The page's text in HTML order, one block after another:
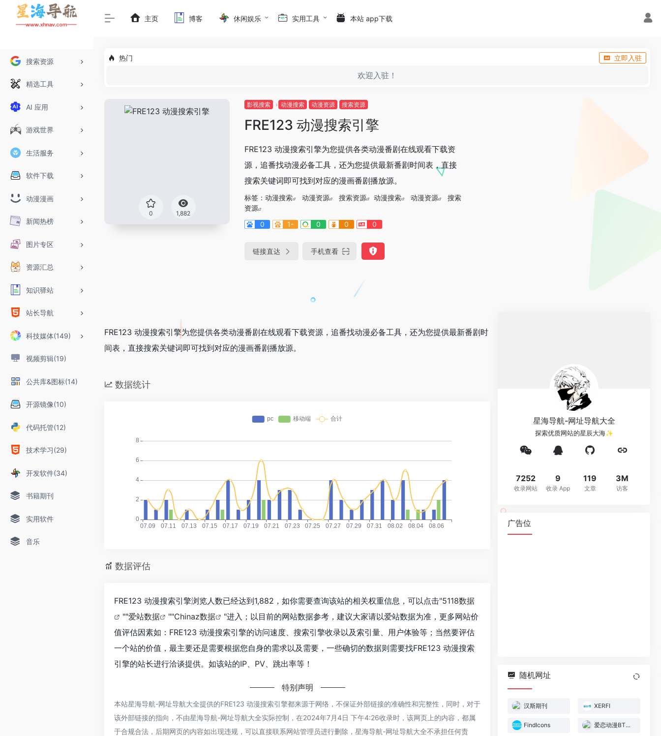
搜索资源
精选工具
AI 应用
游戏世界
生活服务
软件下载
动漫漫画
新闻热榜
图片专区
资源汇总
知识驿站
站长导航
科技媒体(149)
视频剪辑(19)
公共库&图标(14)
开源镜像(10)
代码托管(12)
技术学习(29)
开发软件(34)
书籍期刊
实用软件
音乐
主页 博客 休闲娱乐 实用工具 本站 app下载
热门 立即入驻
欢迎入驻！
0 1,882
影视搜索 动漫搜索 动漫资源 搜索资源
FRE123 动漫搜索引擎
FRE123 动漫搜索引擎为您提供各类动漫番剧在线观看下载资
源，追番找动漫必备工具，还为您提供最新番剧时间表，直接
搜索关键词即可找到对应的漫画番剧播放源。
标签： 动漫搜索 动漫资源 搜索资源 动漫搜索 动漫资源
搜索
资源
0
1- 0 0 0
链接直达 手机查看
FRE123 动漫搜索引擎为您提供各类动漫番剧在线观看下载资源，追番找动漫必备工具，还为您提供最新番剧时
间表，直接搜索关键词即可找到对应的漫画番剧播放源。
数据统计
数据评估
FRE123 动漫搜索引擎浏览人数已经达到1,882，如你需要查询该站的相关权重信息，可以点击"5118数据
""爱站数据 ""Chinaz数据
"进入；以目前的网站数据参考，建议大家请以爱站数据为准，更多网站价
值评估因素如：FRE123 动漫搜索引擎的访问速度、搜索引擎收录以及索引量、用户体验等；当然要评估
一个站的价值，最主要还是需要根据您自身的需求以及需要，一些确切的数据则需要找FRE123 动漫搜索
引擎的站长进行洽谈提供。如该站的IP、PV、跳出率等！
特别声明
本站星海导航-网址导航大全提供的FRE123 动漫搜索引擎都来源于网络，不保证外部链接的准确性和完整性，同时，对于
该外部链接的指向，不由星海导航-网址导航大全实际控制，在2024年7月4日 下午4:26收录时，该网页上的内容，都属
于合规合法，后期网页的内容如出现违规，可以直接联系网站管理员进行删除，星海导航-网址导航大全不承担任何责
星海导航-网址导航大全
探索优质网站的星辰大海✨
7252
收录网站
9
收录 App
119
文章
3M
访客
广告位
随机网址
汉斯期刊 XERFI
FindIcons 爱恋动漫BT下载